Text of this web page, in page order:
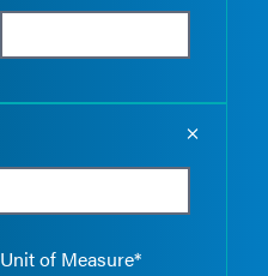
Unit of Measure*